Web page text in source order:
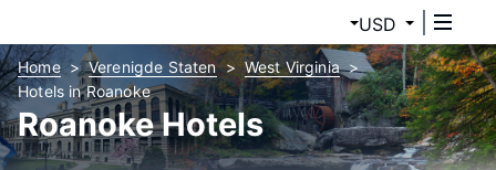
USD
Home Verenigde Staten
West Virginia
Hotels in Roanoke
Roanoke Hotels